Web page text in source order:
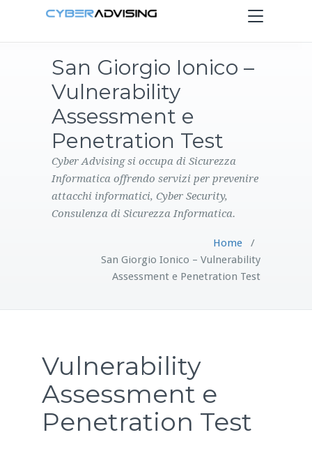
Toggle
navigation
PRODOTTI
CONTATTI
San Giorgio Ionico –
Vulnerability
Assessment e
Penetration Test
Cyber Advising si occupa di Sicurezza
Informatica offrendo servizi per prevenire
attacchi informatici, Cyber Security,
Consulenza di Sicurezza Informatica.
Home/
San Giorgio Ionico – Vulnerability
Assessment e Penetration Test
Vulnerability
Assessment e
Penetration Test